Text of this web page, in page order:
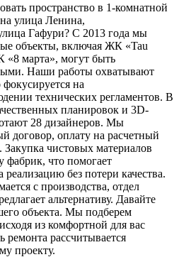
пространство в 1-комнатной
улица Ленина,
Гафури? С 2013 года мы
объекты, включая ЖК «Tau
марта», могут быть
Наши работы охватывают
на
технических регламентов. В
планировок и 3D-
28 дизайнеров. Мы
договор, оплату на расчетный
Закупка чистовых материалов
фабрик, что помогает
без потери качества.
с производства, отдел
альтернативу. Давайте
объекта. Мы подберем
из комфортной для вас
рассчитывается
проекту.